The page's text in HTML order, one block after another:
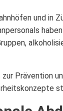
und in
Prävention